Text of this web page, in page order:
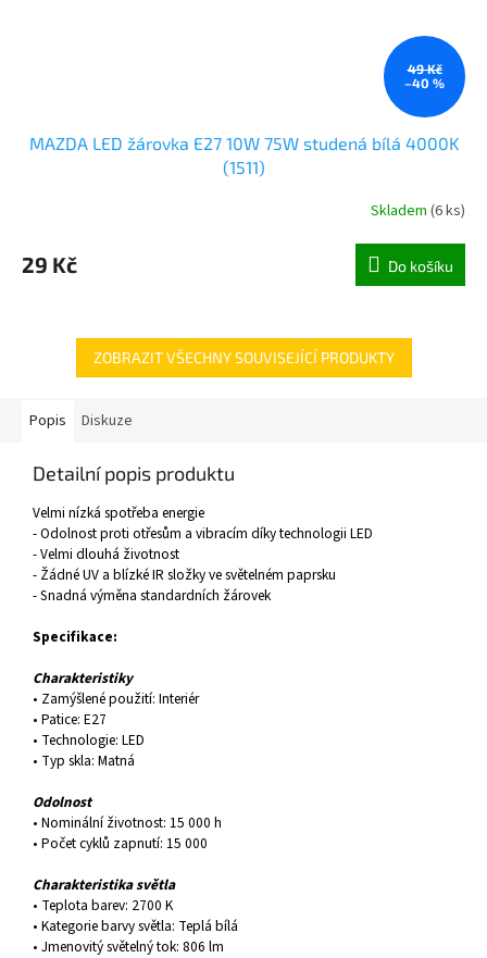
49 Kč
–40 %
MAZDA LED žárovka E27 10W 75W studená bílá 4000K
(1511)
Skladem (6 ks)
29 Kč Do košíku
ZOBRAZIT VŠECHNY SOUVISEJÍCÍ PRODUKTY
Popis Diskuze
Detailní popis produktu
Velmi nízká spotřeba energie
- Odolnost proti otřesům a vibracím díky technologii LED
- Velmi dlouhá životnost
- Žádné UV a blízké IR složky ve světelném paprsku
- Snadná výměna standardních žárovek
Specifikace:
Charakteristiky
• Zamýšlené použití: Interiér
• Patice: E27
• Technologie: LED
• Typ skla: Matná
Odolnost
• Nominální životnost: 15 000 h
• Počet cyklů zapnutí: 15 000
Charakteristika světla
• Teplota barev: 2700 K
• Kategorie barvy světla: Teplá bílá
• Jmenovitý světelný tok: 806 lm